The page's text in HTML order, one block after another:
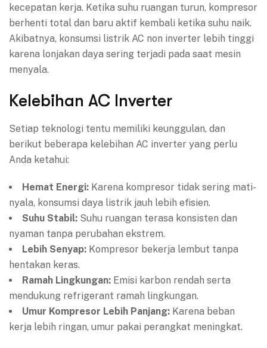
kecepatan kerja. Ketika suhu ruangan turun, kompresor
berhenti total dan baru aktif kembali ketika suhu naik.
Akibatnya, konsumsi listrik AC non inverter lebih tinggi
karena lonjakan daya sering terjadi pada saat mesin
menyala.
Kelebihan AC Inverter
Setiap teknologi tentu memiliki keunggulan, dan
berikut beberapa kelebihan AC inverter yang perlu
Anda ketahui:
Hemat Energi: Karena kompresor tidak sering mati-
nyala, konsumsi daya listrik jauh lebih efisien.
Suhu Stabil: Suhu ruangan terasa konsisten dan
nyaman tanpa perubahan ekstrem.
Lebih Senyap: Kompresor bekerja lembut tanpa
hentakan keras.
Ramah Lingkungan: Emisi karbon rendah serta
mendukung refrigerant ramah lingkungan.
Umur Kompresor Lebih Panjang: Karena beban
kerja lebih ringan, umur pakai perangkat meningkat.